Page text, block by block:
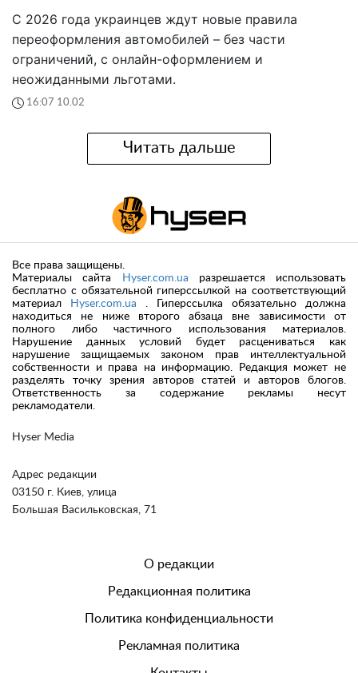
С 2026 года украинцев ждут новые правила
переоформления автомобилей – без части
ограничений, с онлайн-оформлением и
неожиданными льготами.
16:07 10.02
Читать дальше
Hyser Media
Адрес редакции
03150 г. Киев, улица
Большая Васильковская, 71
Все права защищены.
Материалы сайта
Hyser.com.ua разрешается использовать
бесплатно с обязательной гиперссылкой на соответствующий
материал
Hyser.com.ua . Гиперссылка обязательно должна
находиться не ниже второго абзаца вне зависимости от
полного либо частичного использования материалов.
Нарушение данных условий будет расцениваться как
нарушение защищаемых законом прав интеллектуальной
собственности и права на информацию. Редакция может не
разделять точку зрения авторов статей и авторов блогов.
Ответственность за содержание рекламы несут
рекламодатели.
О редакции
Редакционная политика
Политика конфиденциальности
Рекламная политика